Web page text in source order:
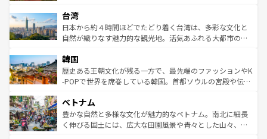
ならではの贅沢な旅のスタイルだ。 なお、新着のアメリカ
情報はコンテンツ一覧を参照してほしい。
れるおもてなしの心で訪れる人々を迎えてくれるハワイの
人々、おいしいローカルフードやハワイアンミュージッ
ク、伝統的なフラダンスなど、すべてがハワイの魅力を彩
ワイを、存分に味わってほしい。 なお、新着のハワイ情報
はコンテンツ一覧を参照してほしい。
リアリーフや大陸中央部にそびえるウルル（エアーズロッ
ク）、タスマニアの美しい原生林やケアンズの熱帯雨林な
ど、見どころがたくさん。また、カフェやワイン、オージ
いる。アクティビティも充実しており、サーフィンやダイ
ビング、ハイキングなど、アウトドア好きにはたまらな
い。オーストラリアの多彩な魅力を存分に味わいつくそ
参照してほしい。
台湾
日本から約４時間ほどでたどり着く台湾は、多彩な文化と
自然が織りなす魅力的な観光地。活気あふれる大都市の台
ン）、静ひつな山岳地帯である台湾東部など、都市の喧騒
と山間の静けさが共存しており、訪れる人に新しい発見と
驚きをもたらしてくれる。また、奥深い台湾の食文化も魅
容にもいいと評判のスイーツなど、バラエティ豊かな料理
が味わえる。 なお、新着の台湾情報は コンテンツ一覧を参
照してほしい。
韓国
歴史ある王朝文化が残る一方で、最先端のファッションやK
-POPで世界を席巻している韓国。首都ソウルの宮殿や伝統
き、地方に足を延ばせば四季折々の自然美を楽しむことが
できる。そして、キムチや焼肉、絶品のストリートフード
まで、さまざまな韓国料理が待っている。夜には、韓国な
ベトナム
豊かな自然と多様な文化が魅力的なベトナム。南北に細長
く伸びる国土には、広大な田園風景や青々とした山々、世